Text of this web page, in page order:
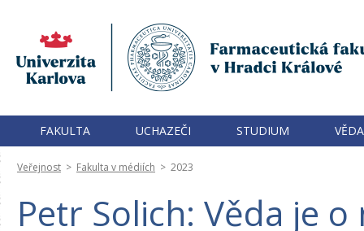
FAKULTA UCHAZEČI STUDIUM
Veřejnost > Fakulta v médiích > 2023
Petr Solich: Věda je